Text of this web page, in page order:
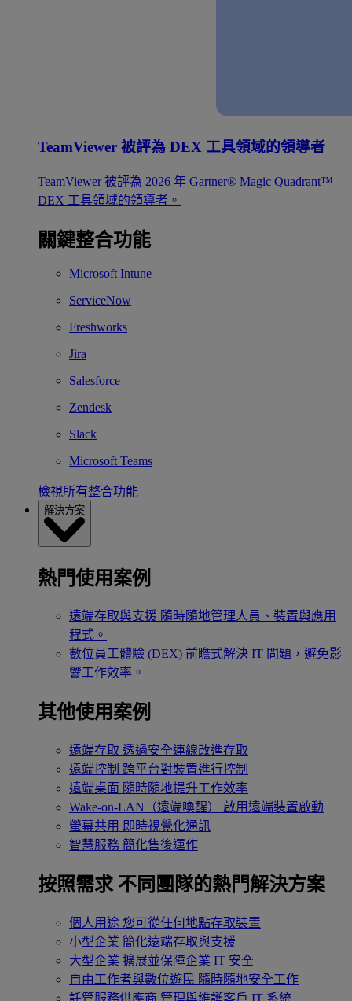
TeamViewer 被評為 DEX 工具領域的領導者
TeamViewer 被評為 2026 年 Gartner® Magic Quadrant™
DEX 工具領域的領導者。
關鍵整合功能
Microsoft Intune
ServiceNow
Freshworks
Jira
Salesforce
Zendesk
Slack
Microsoft Teams
檢視所有整合功能
解決方案
熱門使用案例
遠端存取與支援 隨時隨地管理人員、裝置與應用
程式。
數位員工體驗 (DEX) 前瞻式解決 IT 問題，避免影
響工作效率。
其他使用案例
遠端存取 透過安全連線改進存取
遠端控制 跨平台對裝置進行控制
遠端桌面 隨時隨地提升工作效率
Wake-on-LAN（遠端喚醒）
啟用遠端裝置啟動
螢幕共用 即時視覺化通訊
智慧服務 簡化售後運作
按照需求 不同團隊的熱門解決方案
個人用途 您可從任何地點存取裝置
小型企業 簡化遠端存取與支援
大型企業 擴展並保障企業 IT 安全
自由工作者與數位遊民 隨時隨地安全工作
託管服務供應商 管理與維護客戶 IT 系統